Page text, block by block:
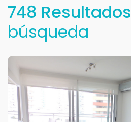
748 Resultados
búsqueda